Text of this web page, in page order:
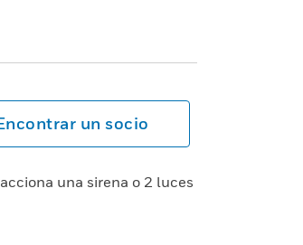
un socio
una sirena o 2 luces